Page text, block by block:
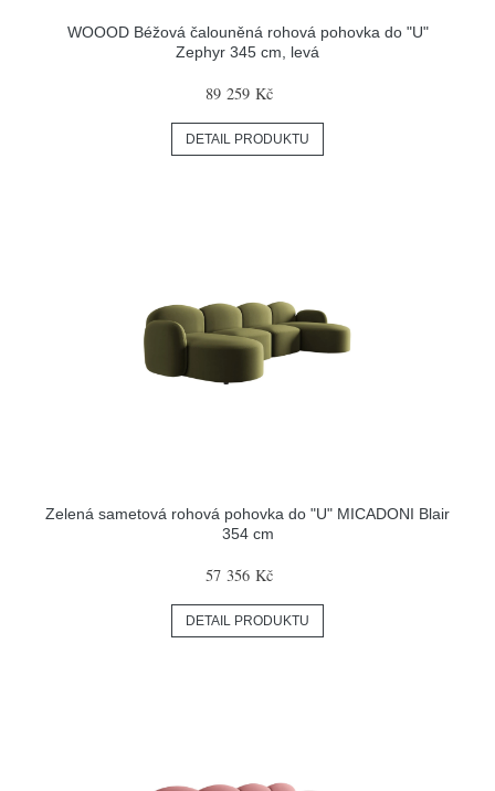
WOOOD Béžová čalouněná rohová pohovka do "U"
Zephyr 345 cm, levá
89 259 Kč
DETAIL PRODUKTU
Zelená sametová rohová pohovka do "U" MICADONI Blair
354 cm
57 356 Kč
DETAIL PRODUKTU